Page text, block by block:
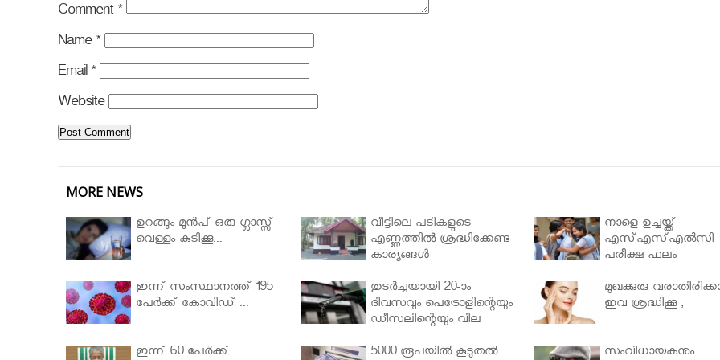
Comment *
Name *
Email *
Website
MORE NEWS
ഉറങ്ങും മുന്‍പ് ഒരു ഗ്ലാസ്സ്
വെള്ളം കുടിക്കൂ...
വീട്ടിലെ പടികളുടെ
എണ്ണത്തിൽ ശ്രദ്ധിക്കേണ്ട
കാര്യങ്ങൾ
നാളെ ഉച്ചയ്ക്ക്
എസ്എസ്എല്‍സി
പരീക്ഷ ഫലം
ഇന്ന് സംസ്ഥാനത്ത് 195
പേര്‍ക്ക് കോവിഡ് ...
തുടർച്ചയായി 20-ാം
ദിവസവും പെട്രോളിന്റെയും
ഡീസലിന്റെയും വില
മുഖക്കുരു
ഇവ ശ്രദ്ധിക്കൂ ;
ഇന്ന് 60 പേർക്ക് 5000 രൂപയിൽ കൂടുതൽ സംവിധായകനും